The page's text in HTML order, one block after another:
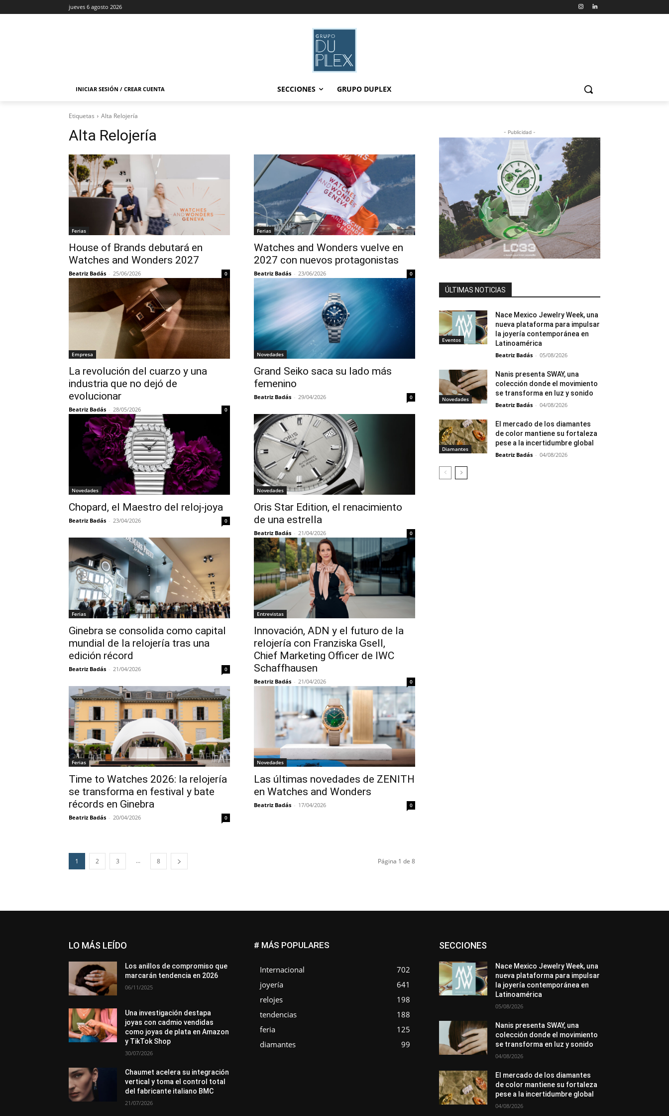
jueves 6 agosto 2026
INICIAR SESIÓN / CREAR CUENTA SECCIONES GRUPO DUPLEX
Etiquetas Alta Relojería
Alta Relojería
Ferias
House of Brands debutará en
Watches and Wonders 2027
Beatriz Badás - 25/06/2026 0
Ferias
Watches and Wonders vuelve en
2027 con nuevos protagonistas
Beatriz Badás - 23/06/2026 0
Empresa
La revolución del cuarzo y una
industria que no dejó de
evolucionar
Beatriz Badás - 28/05/2026 0
Novedades
Grand Seiko saca su lado más
femenino
Beatriz Badás - 29/04/2026 0
Novedades
Chopard, el Maestro del reloj-joya
Beatriz Badás - 23/04/2026 0
Novedades
Oris Star Edition, el renacimiento
de una estrella
Beatriz Badás - 21/04/2026 0
Ferias
Ginebra se consolida como capital
mundial de la relojería tras una
edición récord
Beatriz Badás - 21/04/2026 0
Entrevistas
Innovación, ADN y el futuro de la
relojería con Franziska Gsell,
Chief Marketing Officer de IWC
Schaffhausen
Beatriz Badás - 21/04/2026 0
Ferias
Time to Watches 2026: la relojería
se transforma en festival y bate
récords en Ginebra
Beatriz Badás - 20/04/2026 0
Novedades
Las últimas novedades de ZENITH
en Watches and Wonders
Beatriz Badás - 17/04/2026 0
1 2 3 ... 8 Página 1 de 8
- Publicidad -
ÚLTIMAS NOTICIAS
Eventos
Nace Mexico Jewelry Week, una
nueva plataforma para impulsar
la joyería contemporánea en
Latinoamérica
Beatriz Badás - 05/08/2026
Novedades
Nanis presenta SWAY, una
colección donde el movimiento
se transforma en luz y sonido
Beatriz Badás - 04/08/2026
Diamantes
El mercado de los diamantes
de color mantiene su fortaleza
pese a la incertidumbre global
Beatriz Badás - 04/08/2026
LO MÁS LEÍDO
Los anillos de compromiso que
marcarán tendencia en 2026
06/11/2025
Una investigación destapa
joyas con cadmio vendidas
como joyas de plata en Amazon
y TikTok Shop
30/07/2026
Chaumet acelera su integración
vertical y toma el control total
del fabricante italiano BMC
21/07/2026
# MÁS POPULARES
Internacional
702
joyería
641
relojes
198
tendencias
188
feria
125
diamantes
99
SECCIONESAsociaciones
En tendencia
In memoriam
Metales
Mundo Técnico
Novedades
Opiniones
Premios
Secciones
Sucesos
Nace Mexico Jewelry Week, una
nueva plataforma para impulsar
la joyería contemporánea en
Latinoamérica
05/08/2026
Nanis presenta SWAY, una
colección donde el movimiento
se transforma en luz y sonido
04/08/2026
El mercado de los diamantes
de color mantiene su fortaleza
pese a la incertidumbre global
04/08/2026